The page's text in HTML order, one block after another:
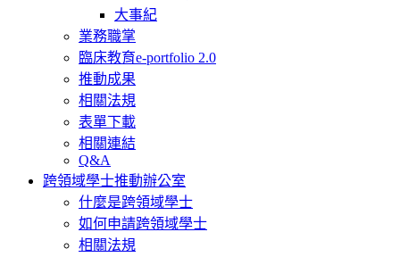
大事紀
業務職掌
臨床教育e-portfolio 2.0
推動成果
相關法規
表單下載
相關連結
Q&A
跨領域學士推動辦公室
什麼是跨領域學士
如何申請跨領域學士
相關法規